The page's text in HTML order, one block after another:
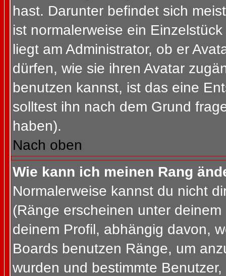
hast. Darunter befindet sich
ist normalerweise ein
liegt am Administrator, ob er
dürfen, wie sie ihren Avatar
benutzen kannst, ist das eine
solltest ihn nach dem Grund
haben).
Nach oben
Wie kann ich meinen Rang
Normalerweise kannst du nicht
(Ränge erscheinen unter
deinem Profil, abhängig davon,
Boards benutzen Ränge, um
wurden und bestimmte